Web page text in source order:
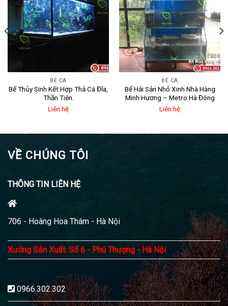
BỂ CÁ
Bể Thủy Sinh Kết Hợp Thả Cá Đĩa,
Thần Tiên.
Liên hệ
BỂ CÁ
Bể Hải Sản Nhỏ Xinh Nhà Hàng
Minh Hương – Metro Hà Đông
Liên hệ
VỀ CHÚNG TÔI
THÔNG TIN LIÊN HỆ
706 - Hoàng Hoa Thám - Hà Nội
Xưởng Sản Xuất: Số 6 - Phú Thượng - Hà Nội
0966.302.302